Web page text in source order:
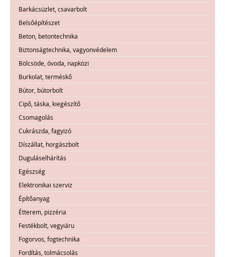
Barkácsüzlet, csavarbolt
Belsőépítészet
Beton, betontechnika
Biztonságtechnika, vagyonvédelem
Bölcsöde, óvoda, napközi
Burkolat, terméskő
Bútor, bútorbolt
Cipő, táska, kiegészítő
Csomagolás
Cukrászda, fagyizó
Díszállat, horgászbolt
Duguláselhárítás
Egészség
Elektronikai szerviz
Építőanyag
Étterem, pizzéria
Festékbolt, vegyiáru
Fogorvos, fogtechnika
Fordítás, tolmácsolás